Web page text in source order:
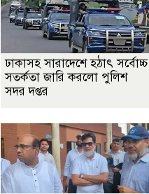
ঢাকাসহ সারাদেশে হঠাৎ সর্বোচ্চ
সতর্কতা জা‌রি করলো পুলিশ
সদর দপ্তর